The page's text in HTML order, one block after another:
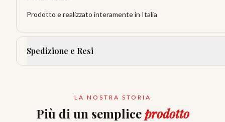
Prodotto e realizzato interamente in Italia
Spedizione e Resi
LA NOSTRA STORIA
Più di un sempliceprodotto